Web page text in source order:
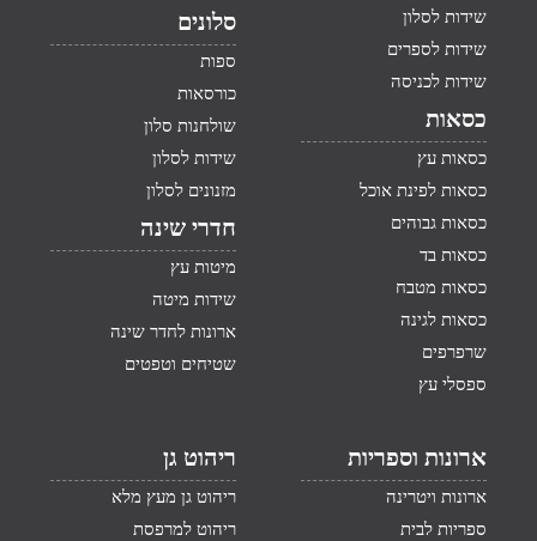
שידות לסלון
שידות לספרים
שידות לכניסה
כסאות
כסאות עץ
כסאות לפינת אוכל
כסאות גבוהים
כסאות בד
כסאות מטבח
כסאות לגינה
שרפרפים
ספסלי עץ
סלונים
ספות
כורסאות
שולחנות סלון
שידות לסלון
מזנונים לסלון
חדרי שינה
מיטות עץ
שידות מיטה
ארונות לחדר שינה
שטיחים וטפטים
ארונות וספריות
ארונות ויטרינה
ספריות לבית
ריהוט גן
ריהוט גן מעץ מלא
ריהוט למרפסת